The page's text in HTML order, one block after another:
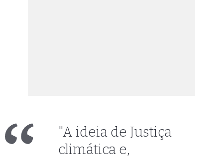
"A ideia de Justiça
climática e,